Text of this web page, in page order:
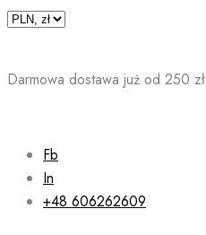
Skip
Darmowa dostawa już od 250 zł
Fb
In
+48 606262609